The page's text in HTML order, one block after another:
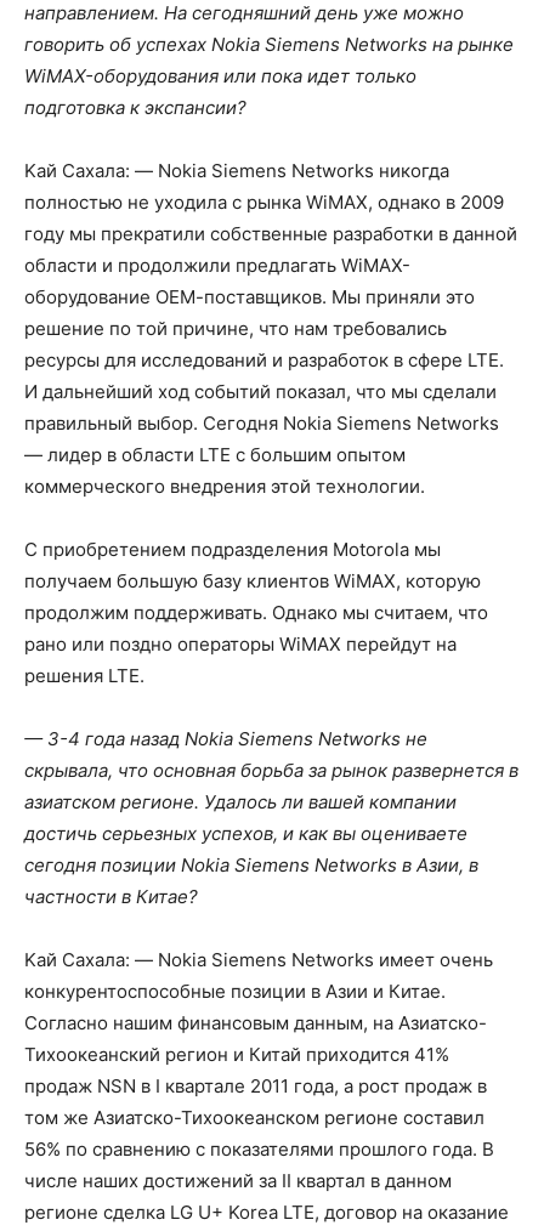
направлением. На сегодняшний день уже можно
говорить об успехах Nokia Siemens Networks на рынке
WiMAX-оборудования или пока идет только
подготовка к экспансии?
Kaй Сахала: — Nokia Siemens Networks никогда
полностью не уходила с рынка WiMAX, однако в 2009
году мы прекратили собственные разработки в данной
области и продолжили предлагать WiMAX-
оборудование ОЕМ-поставщиков. Мы приняли это
решение по той причине, что нам требовались
ресурсы для исследований и разработок в сфере LTE.
И дальнейший ход событий показал, что мы сделали
правильный выбор. Сегодня Nokia Siemens Networks
— лидер в области LTE с большим опытом
коммерческого внедрения этой технологии.
С приобретением подразделения Motorola мы
получаем большую базу клиентов WiMAX, которую
продолжим поддерживать. Однако мы считаем, что
рано или поздно операторы WiMAX перейдут на
решения LTE.
— 3-4 года назад Nokia Siemens Networks не
скрывала, что основная борьба за рынок развернется в
азиатском регионе. Удалось ли вашей компании
достичь серьезных успехов, и как вы оцениваете
сегодня позиции Nokia Siemens Networks в Азии, в
частности в Китае?
Kaй Сахала: — Nokia Siemens Networks имеет очень
конкурентоспособные позиции в Азии и Китае.
Согласно нашим финансовым данным, на Азиатско-
Тихоокеанский регион и Китай приходится 41%
продаж NSN в I квартале 2011 года, а рост продаж в
том же Азиатско-Тихоокеанском регионе составил
56% по сравнению с показателями прошлого года. В
числе наших достижений за II квартал в данном
регионе сделка LG U+ Korea LTE, договор на оказание